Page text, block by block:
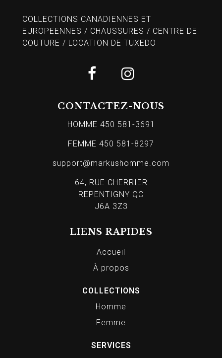
COLLECTIONS CANADIENNES ET
EUROPEENNES / CHAUSSURES / CENTRE DE
COUTURE / LOCATION DE TUXEDO
CONTACTEZ-NOUS
HOMME 450 581-3691
FEMME 450 581-8297
support@markushomme.com
64, RUE CHERRIER
REPENTIGNY QC
J6A 3Z3
LIENS RAPIDES
Accueil
À propos
COLLECTIONS
Homme
Femme
SERVICES